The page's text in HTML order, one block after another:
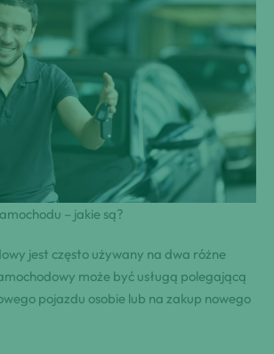
– jakie są?
jest często używany na dwa różne
może być usługą polegającą
pojazdu osobie lub na zakup nowego